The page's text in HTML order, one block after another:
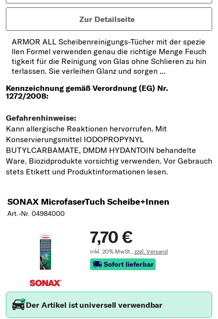
Zur Detailseite
ARMOR ALL Scheibenreinigungs-Tücher mit der spezie
llen Formel verwenden genau die richtige Menge Feuch
tigkeit für die Reinigung von Glas ohne Schlieren zu hin
terlassen. Sie verleihen Glanz und sorgen ...
SONAX MicrofaserTuch Scheibe+Innen
Art.-Nr. 04984000
7,70 €
inkl. 20% MwSt., zzgl. Versand
Sofort lieferbar
Der Artikel ist universell verwendbar